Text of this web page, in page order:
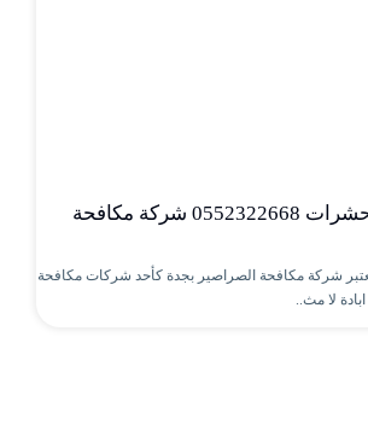
شركة مكافحة الحشرات 0552322668 شركة مكافحة
شركة مكافحة الصراصير بجدة كأحد شركات مكافحة
لا مث..